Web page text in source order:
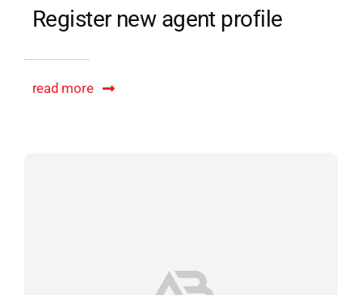
Register new agent profile
read more